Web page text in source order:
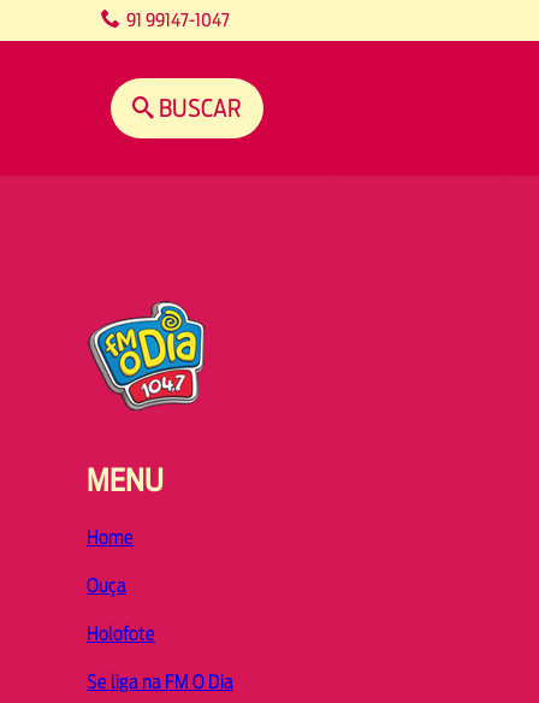
91 99147-1047
BUSCAR
MENU
Home
Ouça
Holofote
Se liga na FM O Dia